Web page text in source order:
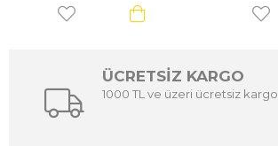
ÜCRETSİZ KARGO
1000 TL ve üzeri ücretsiz kargo.